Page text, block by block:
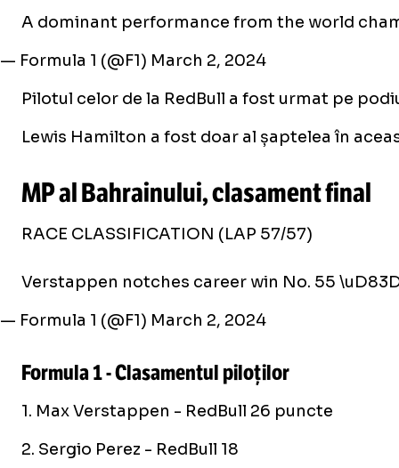
A dominant performance from the world
— Formula 1 (@F1) March 2, 2024
Pilotul celor de la RedBull a fost urmat pe
Lewis Hamilton a fost doar al șaptelea în
MP al Bahrainului, clasament final
RACE CLASSIFICATION (LAP 57/57)
Verstappen notches career win No. 55
— Formula 1 (@F1) March 2, 2024
Formula 1 - Clasamentul piloților
1. Max Verstappen - RedBull 26 puncte
2. Sergio Perez - RedBull 18